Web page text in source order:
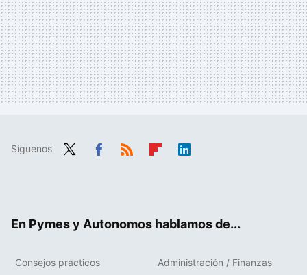
Síguenos
En Pymes y Autonomos hablamos de...
Consejos prácticos Administración / Finanzas